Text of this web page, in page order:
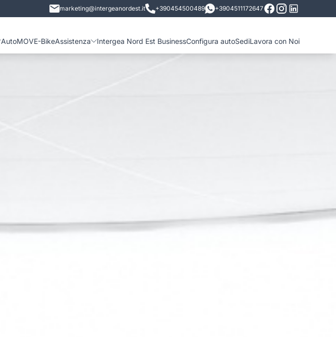
marketing@intergeanordest.it +390454500489 +3904511172647
AutoMOVE-BikeAssistenza Intergea Nord Est BusinessConfigura autoSediLavora con Noi